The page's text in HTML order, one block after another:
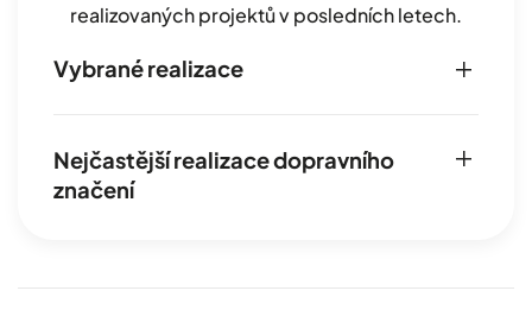
realizovaných projektů v posledních letech.
Vybrané realizace
Nejčastější realizace dopravního
značení